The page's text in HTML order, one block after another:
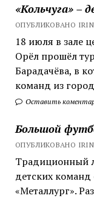
«Кольчуга» –
ОПУБЛИКОВАНО
18 июля в зале
Орёл прошёл
Барадачёва, в
команд из
Оставить
Большой
ОПУБЛИКОВАНО
Традиционный
детских команд
«Металлург».